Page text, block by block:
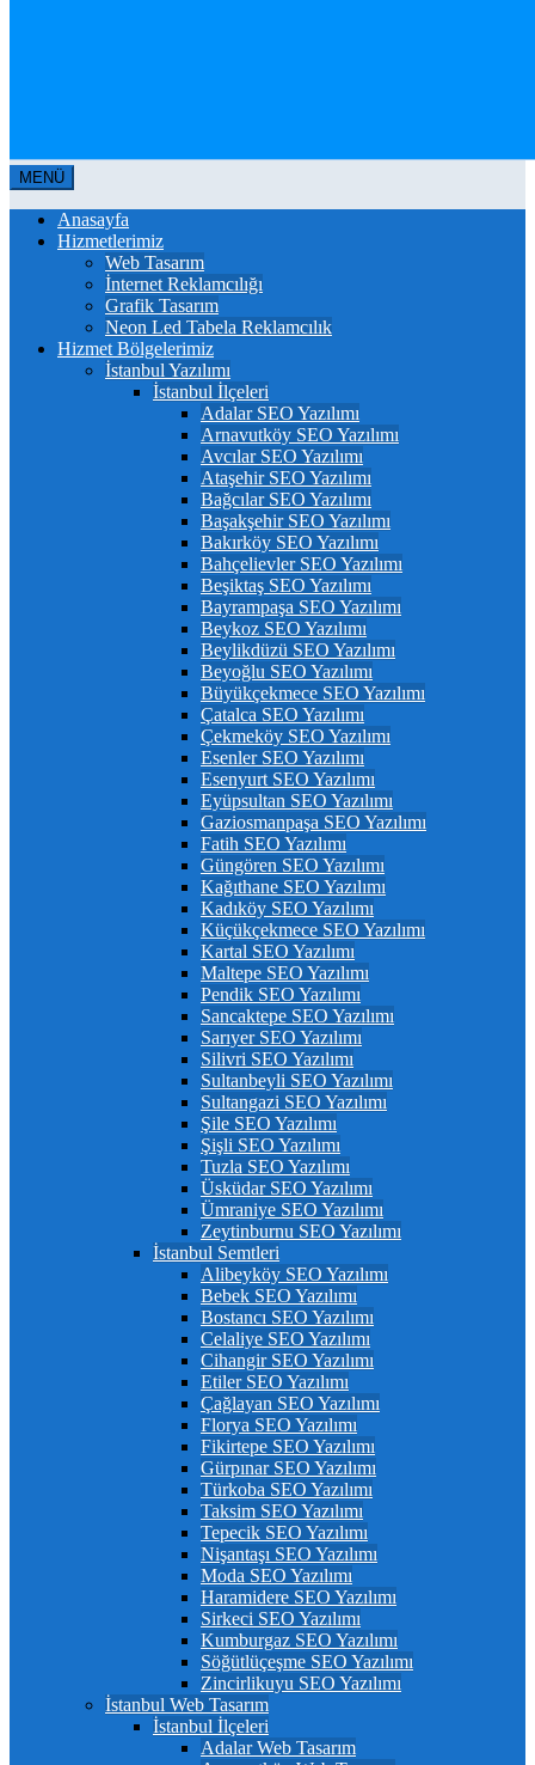
MENÜ
Anasayfa
Hizmetlerimiz
Web Tasarım
İnternet Reklamcılığı
Grafik Tasarım
Neon Led Tabela Reklamcılık
Hizmet Bölgelerimiz
İstanbul Yazılımı
İstanbul İlçeleri
Adalar SEO Yazılımı
Arnavutköy SEO Yazılımı
Avcılar SEO Yazılımı
Ataşehir SEO Yazılımı
Bağcılar SEO Yazılımı
Başakşehir SEO Yazılımı
Bakırköy SEO Yazılımı
Bahçelievler SEO Yazılımı
Beşiktaş SEO Yazılımı
Bayrampaşa SEO Yazılımı
Beykoz SEO Yazılımı
Beylikdüzü SEO Yazılımı
Beyoğlu SEO Yazılımı
Büyükçekmece SEO Yazılımı
Çatalca SEO Yazılımı
Çekmeköy SEO Yazılımı
Esenler SEO Yazılımı
Esenyurt SEO Yazılımı
Eyüpsultan SEO Yazılımı
Gaziosmanpaşa SEO Yazılımı
Fatih SEO Yazılımı
Güngören SEO Yazılımı
Kağıthane SEO Yazılımı
Kadıköy SEO Yazılımı
Küçükçekmece SEO Yazılımı
Kartal SEO Yazılımı
Maltepe SEO Yazılımı
Pendik SEO Yazılımı
Sancaktepe SEO Yazılımı
Sarıyer SEO Yazılımı
Silivri SEO Yazılımı
Sultanbeyli SEO Yazılımı
Sultangazi SEO Yazılımı
Şile SEO Yazılımı
Şişli SEO Yazılımı
Tuzla SEO Yazılımı
Üsküdar SEO Yazılımı
Ümraniye SEO Yazılımı
Zeytinburnu SEO Yazılımı
İstanbul Semtleri
Alibeyköy SEO Yazılımı
Bebek SEO Yazılımı
Bostancı SEO Yazılımı
Celaliye SEO Yazılımı
Cihangir SEO Yazılımı
Etiler SEO Yazılımı
Çağlayan SEO Yazılımı
Florya SEO Yazılımı
Fikirtepe SEO Yazılımı
Gürpınar SEO Yazılımı
Türkoba SEO Yazılımı
Taksim SEO Yazılımı
Tepecik SEO Yazılımı
Nişantaşı SEO Yazılımı
Moda SEO Yazılımı
Haramidere SEO Yazılımı
Sirkeci SEO Yazılımı
Kumburgaz SEO Yazılımı
Söğütlüçeşme SEO Yazılımı
Zincirlikuyu SEO Yazılımı
İstanbul Web Tasarım
İstanbul İlçeleri
Adalar Web Tasarım